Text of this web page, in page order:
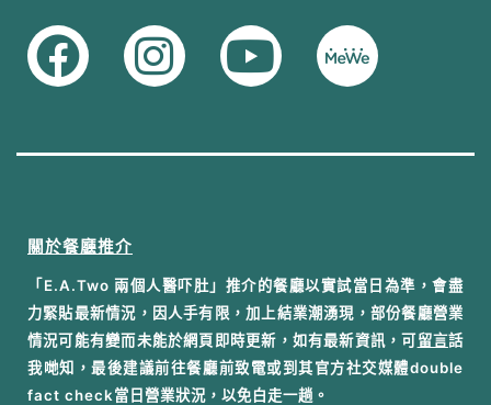
關於餐廳推介
「E.A.Two 兩個人醫吓肚」推介的餐廳以實試當日為準，會盡
力緊貼最新情況，因人手有限，加上結業潮湧現，部份餐廳營業
情況可能有變而未能於網頁即時更新，如有最新資訊，可留言話
我哋知，最後建議前往餐廳前致電或到其官方社交媒體double
fact check當日營業狀況，以免白走一趟。